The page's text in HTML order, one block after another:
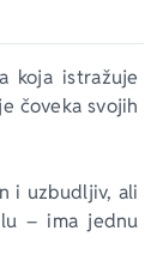
koja istražuje
čoveka svojih
i uzbudljiv, ali
– ima jednu